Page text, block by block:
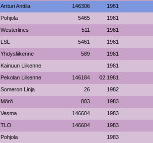
Artturi Anttila 146306 1981
Pohjola 5465 1981
Westerlines 511 1981
LSL 5461 1981
Yhdysliikenne 589 1981
Kainuun Liikenne 1981
Pekolan Liikenne 146184 02.1981
Someron Linja 26 1982
Mörö 803 1983
Vesma 146604 1983
TLO 146604 1983
Pohjola 1983